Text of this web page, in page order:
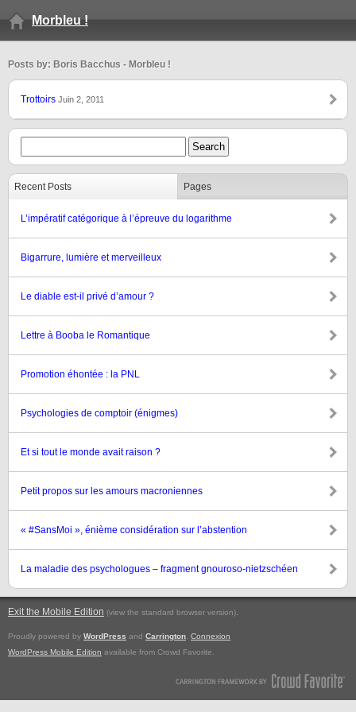
Morbleu !
Posts by: Boris Bacchus - Morbleu !
Trottoirs Juin 2, 2011
Recent Posts Pages
L’impératif catégorique à l’épreuve du logarithme
Bigarrure, lumière et merveilleux
Le diable est-il privé d’amour ?
Lettre à Booba le Romantique
Promotion éhontée : la PNL
Psychologies de comptoir (énigmes)
Et si tout le monde avait raison ?
Petit propos sur les amours macroniennes
« #SansMoi », énième considération sur l’abstention
La maladie des psychologues – fragment gnouroso-nietzschéen
Exit the Mobile Edition (view the standard browser version).
Proudly powered by WordPress and Carrington Connexion
WordPress Mobile Edition available from Crowd Favorite.